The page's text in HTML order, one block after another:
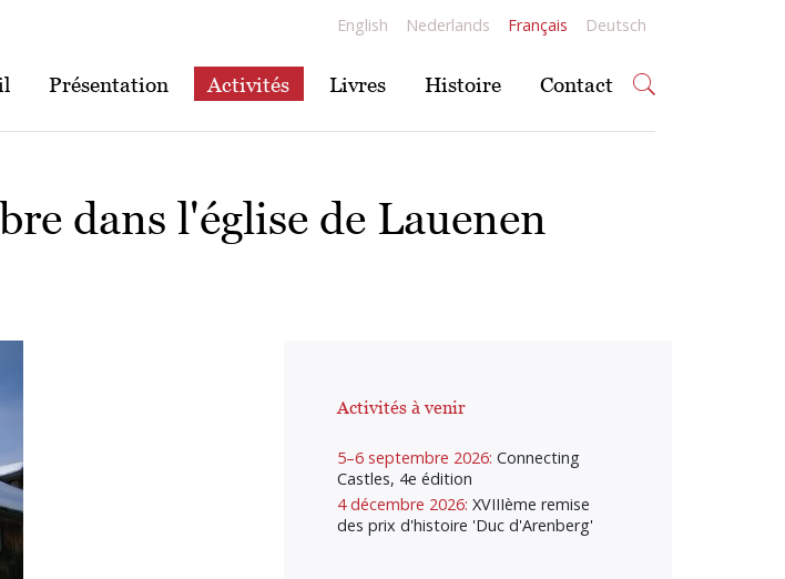
English Nederlands Français Deutsch
Présentation Activités Livres Histoire Contact
dans l'église de Lauenen
Activités à venir
5–6 septembre 2026: Connecting
Castles, 4e édition
4 décembre 2026: XVIIIème remise
des prix d'histoire 'Duc d'Arenberg'